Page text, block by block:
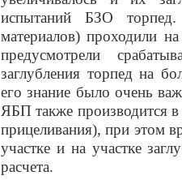
испытаний БЗО
материалов) проходили
предусмотрели
заглубления торпед на
его знание было очень
ЯБП также производится
прицеливания), при этом
участке и на участке
расчета.